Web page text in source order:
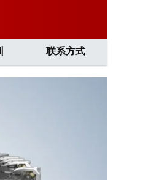
联系方式